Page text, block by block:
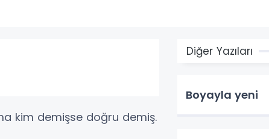
kim demişse doğru demiş.
Diğer Yazıları
Boyayla yeni